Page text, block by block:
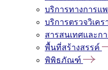
บริการทางการแ
บริการตรวจวิเค
สารสนเทศและก
พื้นที่สร้างสรรค์
พิพิธภัณฑ์